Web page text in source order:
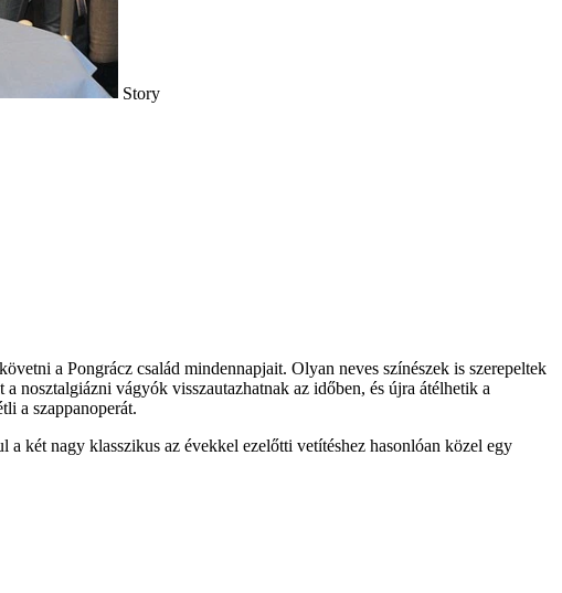
Story
a Pongrácz család mindennapjait. Olyan neves színészek is szerepeltek
nosztalgiázni vágyók visszautazhatnak az időben, és újra átélhetik a
a szappanoperát.
két nagy klasszikus az évekkel ezelőtti vetítéshez hasonlóan közel egy